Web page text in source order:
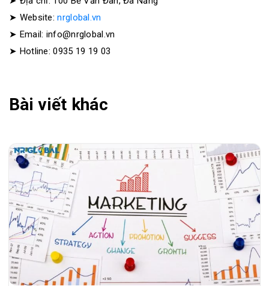
➤ Website:nrglobal.vn
➤ Email: info@nrglobal.vn
➤ Hotline: 0935 19 19 03
Bài viết khác